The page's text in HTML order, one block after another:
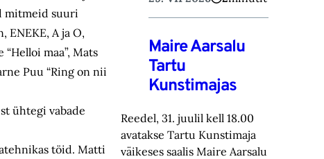
mitmeid suuri
A ja O,
maa”, Mats
Puu “Ring on nii
ühtegi vabade
töid. Matti
Maire Aarsalu
Tartu
Kunstimajas
Reedel, 31. juulil kell 18.00
avatakse Tartu Kunstimaja
väikeses saalis Maire Aarsalu